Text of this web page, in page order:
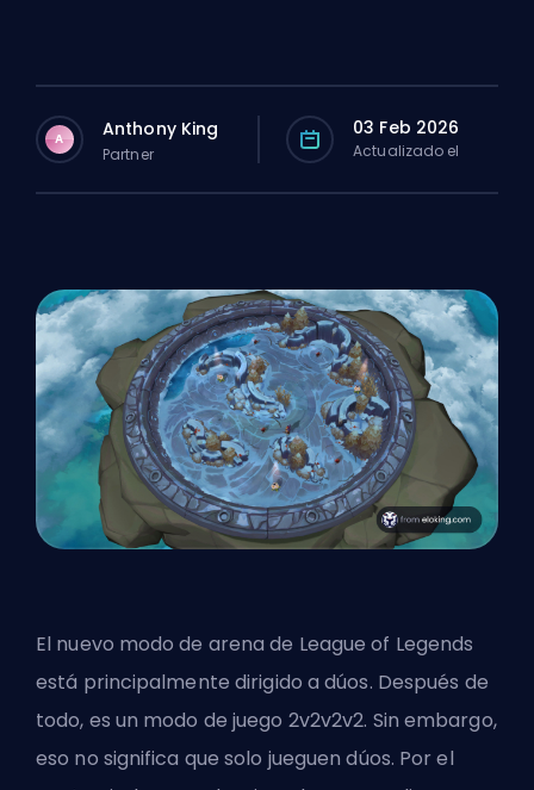
A Anthony King
Partner
03 Feb 2026
Actualizado el
El nuevo modo de arena de League of Legends
está principalmente dirigido a dúos. Después de
todo, es un modo de juego 2v2v2v2. Sin embargo,
eso no significa que solo jueguen dúos. Por el